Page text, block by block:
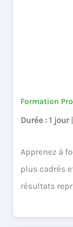
Formation
Durée : 1 jour |
Apprenez à
plus cadrés
résultats